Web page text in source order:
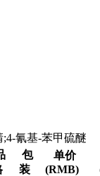
氰基-苯甲硫醚
包
装
单价
(RMB)